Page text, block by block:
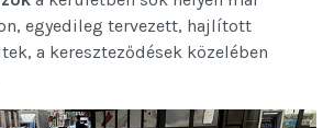
egyedileg tervezett, hajlított
a kereszteződések közelében